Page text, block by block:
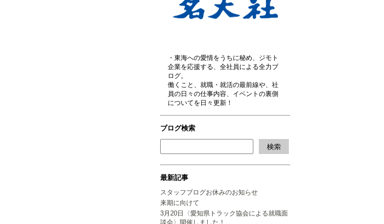
・東海への愛情をうちに秘め、ジモト
企業を応援する、全社員による全力ブ
ログ。
働くこと、就職・就活の最前線や、社
員の日々の仕事内容、イベントの裏側
についてを日々更新！
ブログ検索
最新記事
スタッフブログお休みのお知らせ
来期に向けて
3月20日〈愛知県トラック協会による就職面
談会〉開催しました！